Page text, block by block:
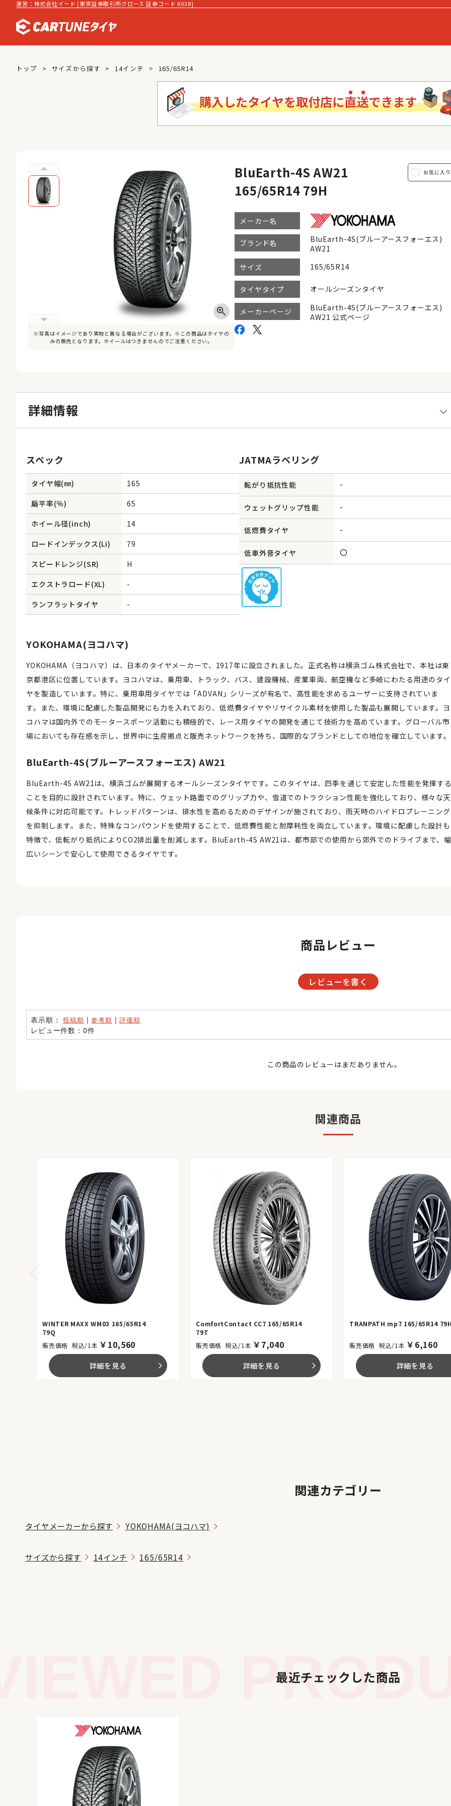
運営：株式会社イード [東京証券取引所グロース 証券コード 6038]
トップ サイズから探す 14インチ 165/65R14
※写真はイメージであり実物と異なる場合がございます。※この商品はタイヤの
みの販売となります。ホイールはつきませんのでご注意ください。
BluEarth-4S AW21
165/65R14 79H
メーカー名
ブランド名
BluEarth-4S(ブルーアースフォーエス)
AW21
サイズ
165/65R14
タイヤタイプ オールシーズンタイヤ
メーカーページ
BluEarth-4S(ブルーアースフォーエス)
AW21 公式ページ
詳細情報
スペック
タイヤ幅(㎜)
165
扁平率(％)
65
ホイール径(inch)
14
ロードインデックス(Li)
79
スピードレンジ(SR)
H
エクストラロード(XL)
-
ランフラットタイヤ
-
JATMAラベリング
転がり抵抗性能 -
ウェットグリップ性能 -
低燃費タイヤ -
低車外音タイヤ 〇
YOKOHAMA(ヨコハマ)
YOKOHAMA（ヨコハマ）は、日本のタイヤメーカーで、1917年に設立されました。正式名称は横浜ゴム株式会社で、本社は東
京都港区に位置しています。ヨコハマは、乗用車、トラック、バス、建設機械、産業車両、航空機など多岐にわたる用途のタイ
ヤを製造しています。特に、乗用車用タイヤでは「ADVAN」シリーズが有名で、高性能を求めるユーザーに支持されていま
す。また、環境に配慮した製品開発にも力を入れており、低燃費タイヤやリサイクル素材を使用した製品も展開しています。ヨ
コハマは国内外でのモータースポーツ活動にも積極的で、レース用タイヤの開発を通じて技術力を高めています。グローバル市
場においても存在感を示し、世界中に生産拠点と販売ネットワークを持ち、国際的なブランドとしての地位を確立しています。
BluEarth-4S(ブルーアースフォーエス) AW21
BluEarth-4S AW21は、横浜ゴムが展開するオールシーズンタイヤです。このタイヤは、四季を通じて安定した性能を発揮す
ことを目的に設計されています。特に、ウェット路面でのグリップ力や、雪道でのトラクション性能を強化しており、様々な天
候条件に対応可能です。トレッドパターンは、排水性を高めるためのデザインが施されており、雨天時のハイドロプレーニング
を抑制します。また、特殊なコンパウンドを使用することで、低燃費性能と耐摩耗性を両立しています。環境に配慮した設計も
特徴で、低転がり抵抗によりCO2排出量を削減します。BluEarth-4S AW21は、都市部での使用から郊外でのドライブまで、幅
広いシーンで安心して使用できるタイヤです。
商品レビュー
レビューを書く
表示順：投稿順 |参考順 |評価順
レビュー件数：0件
この商品のレビューはまだありません。
関連商品
WINTER MAXX WM03 165/65R14
79Q
税込/1本 ￥ 10,560
詳細を見る arrow_forward_ios
ComfortContact CC7 165/65R14
79T
税込/1本 ￥ 7,040
詳細を見る arrow_forward_ios
TRANPATH mp7 165/65R14
税込/1本 ￥ 6,160
詳細を見る
関連カテゴリー
タイヤメーカーから探す YOKOHAMA(ヨコハマ)
サイズから探す 14インチ 165/65R14
最近チェックした商品